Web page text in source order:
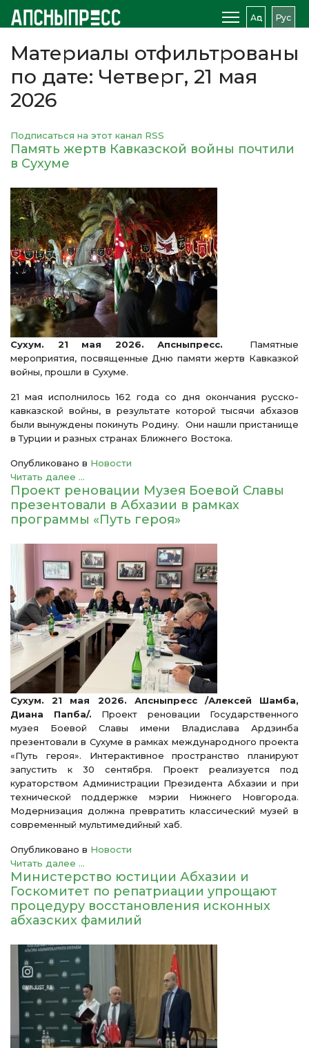
Аԥс Рус
Материалы отфильтрованы
по дате: Четверг, 21 мая
2026
Подписаться на этот канал RSS
Память жертв Кавказской войны почтили
в Сухуме
Сухум. 21 мая 2026. Апсныпресс. Памятные
мероприятия, посвященные Дню памяти жертв Кавказкой
войны, прошли в Сухуме.
21 мая исполнилось 162 года со дня окончания русско-
кавказской войны, в результате которой тысячи абхазов
были вынуждены покинуть Родину. Они нашли пристанище
в Турции и разных странах Ближнего Востока.
Опубликовано в Новости
Читать далее ...
Проект реновации Музея Боевой Славы
презентовали в Абхазии в рамках
программы «Путь героя»
Сухум. 21 мая 2026. Апсныпресс /Алексей Шамба,
Диана Папба/. Проект реновации Государственного
музея Боевой Славы имени Владислава Ардзинба
презентовали в Сухуме в рамках международного проекта
«Путь героя». Интерактивное пространство планируют
запустить к 30 сентября. Проект реализуется под
кураторством Администрации Президента Абхазии и при
технической поддержке мэрии Нижнего Новгорода.
Модернизация должна превратить классический музей в
современный мультимедийный хаб.
Опубликовано в Новости
Читать далее ...
Министерство юстиции Абхазии и
Госкомитет по репатриации упрощают
процедуру восстановления исконных
абхазских фамилий